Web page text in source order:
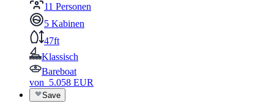
11 Personen
5 Kabinen
47ft
Klassisch
Bareboat
von 5.058 EUR
Save